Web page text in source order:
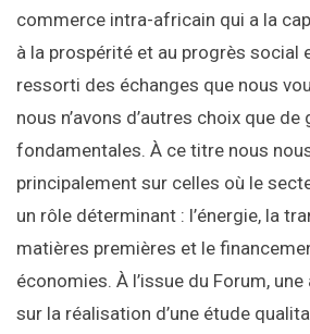
commerce intra-africain qui a la
à la prospérité et au progrès social
ressorti des échanges que nous
nous n’avons d’autres choix que
fondamentales. À ce titre nous
principalement sur celles où le
un rôle déterminant : l’énergie, la
matières premières et le
économies. À l’issue du Forum,
sur la réalisation d’une étude